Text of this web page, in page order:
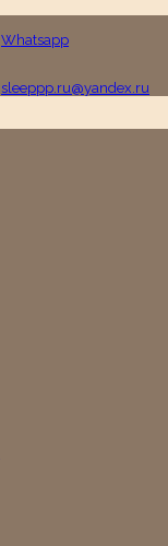
Whatsapp
sleeppp.ru@yandex.ru